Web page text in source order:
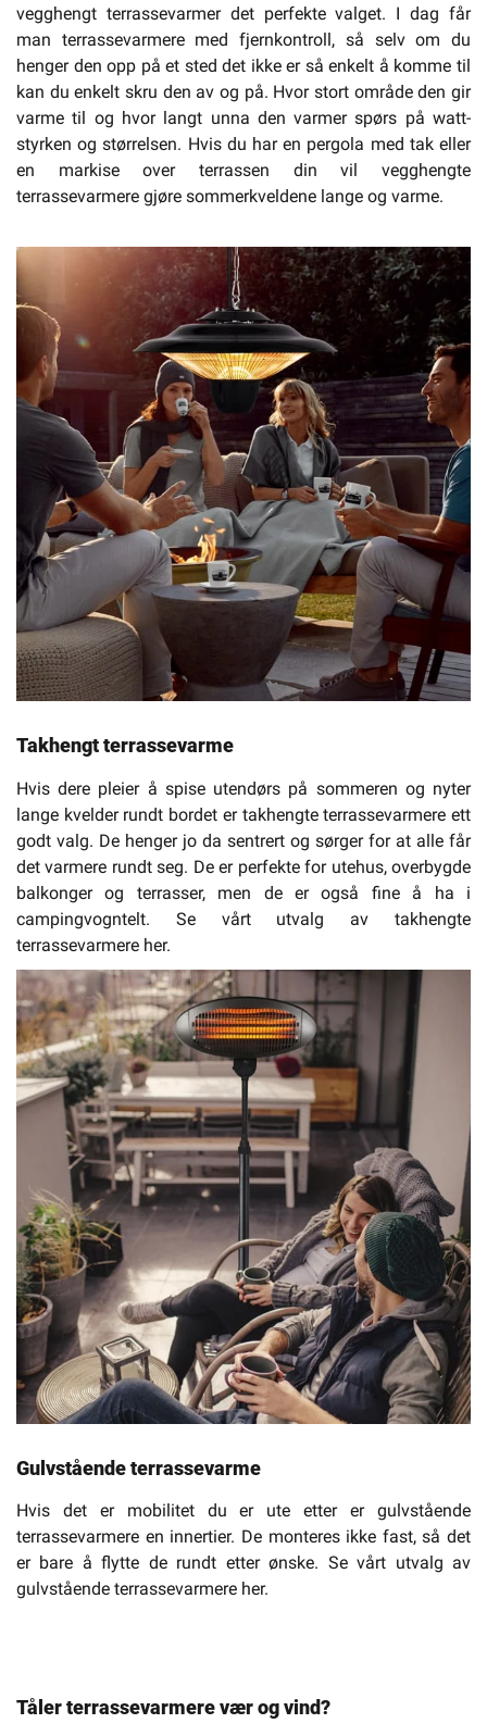
vegghengt terrassevarmer det perfekte valget. I dag får
man terrassevarmere med fjernkontroll, så selv om du
henger den opp på et sted det ikke er så enkelt å komme til
kan du enkelt skru den av og på. Hvor stort område den gir
varme til og hvor langt unna den varmer spørs på watt-
styrken og størrelsen. Hvis du har en pergola med tak eller
en markise over terrassen din vil vegghengte
terrassevarmere gjøre sommerkveldene lange og varme.
Takhengt terrassevarme
Hvis dere pleier å spise utendørs på sommeren og nyter
lange kvelder rundt bordet er takhengte terrassevarmere ett
godt valg. De henger jo da sentrert og sørger for at alle får
det varmere rundt seg. De er perfekte for utehus, overbygde
balkonger og terrasser, men de er også fine å ha i
campingvogntelt. Se vårt utvalg av takhengte
terrassevarmere her.
Gulvstående terrassevarme
Hvis det er mobilitet du er ute etter er gulvstående
terrassevarmere en innertier. De monteres ikke fast, så det
er bare å flytte de rundt etter ønske. Se vårt utvalg av
gulvstående terrassevarmere her.
Tåler terrassevarmere vær og vind?